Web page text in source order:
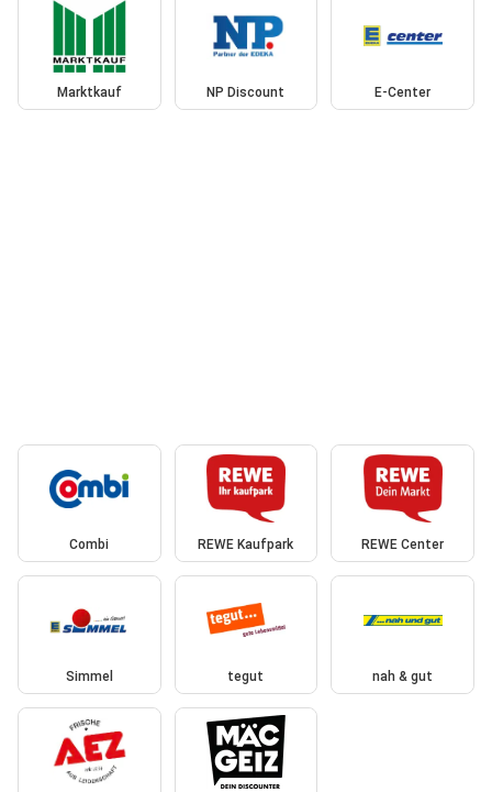
Marktkauf NP Discount E-Center
Combi REWE Kaufpark REWE Center
Simmel tegut nah & gut